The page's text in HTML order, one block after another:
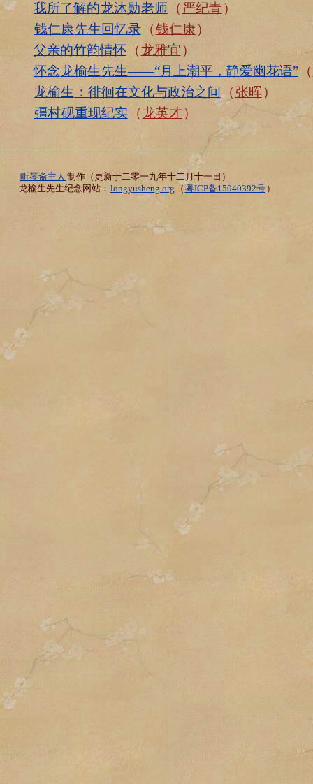
我所了解的龙沐勋老师 （ 严纪青 ）
钱仁康先生回忆录 （钱仁康 ）
父亲的竹韵情怀 （ 龙雅宜 ）
怀念龙榆生先生——“月上潮平，静爱幽花语” （
龙榆生 ：徘徊在文化与政治之间 （张晖 ）
彊村砚重现纪实 （ 龙英才 ）
听琴斋主人 制作（更新于二零一九年十二月十一日）
龙榆生先生纪念网站： longyusheng.org （ 粤ICP备15040392号 ）